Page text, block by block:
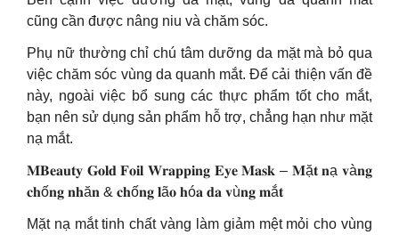
cũng cần được nâng niu và chăm sóc.
Phụ nữ thường chỉ chú tâm dưỡng da mặt mà bỏ qua
việc chăm sóc vùng da quanh mắt. Để cải thiện vấn đề
này, ngoài việc bổ sung các thực phẩm tốt cho mắt,
bạn nên sử dụng sản phẩm hỗ trợ, chẳng hạn như mặt
nạ mắt.
𝐌𝐁𝐞𝐚𝐮𝐭𝐲 𝐆𝐨𝐥𝐝 𝐅𝐨𝐢𝐥 𝐖𝐫𝐚𝐩𝐩𝐢𝐧𝐠 𝐄𝐲𝐞 𝐌𝐚𝐬𝐤 – 𝐌ặ𝐭 𝐧ạ 𝐯à𝐧𝐠
𝐜𝐡ố𝐧𝐠 𝐧𝐡ă𝐧 & 𝐜𝐡ố𝐧𝐠 𝐥ã𝐨 𝐡ó𝐚 𝐝𝐚 𝐯ù𝐧𝐠 𝐦ắ𝐭
Mặt nạ mắt tinh chất vàng làm giảm mệt mỏi cho vùng